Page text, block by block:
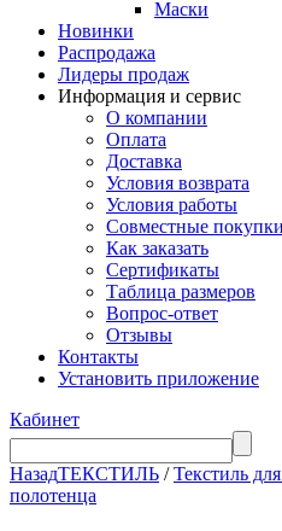
Маски
Новинки
Распродажа
Лидеры продаж
Информация и сервис
О компании
Оплата
Доставка
Условия возврата
Условия работы
Совместные покупки
Как заказать
Сертификаты
Таблица размеров
Вопрос-ответ
Отзывы
Контакты
Установить приложение
Кабинет
НазадТЕКСТИЛЬ /Текстиль
полотенца